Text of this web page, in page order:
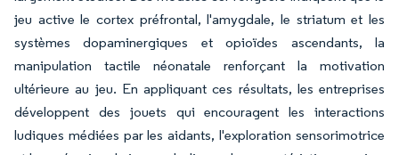
jeu active le cortex préfrontal, l'amygdale, le striatum et les
systèmes dopaminergiques et opioïdes ascendants, la
manipulation tactile néonatale renforçant la motivation
ultérieure au jeu. En appliquant ces résultats, les entreprises
développent des jouets qui encouragent les interactions
ludiques médiées par les aidants, l'exploration sensorimotrice